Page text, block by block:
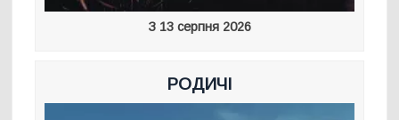
З 13 серпня 2026
РОДИЧІ